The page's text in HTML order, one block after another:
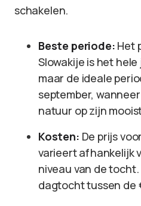
schakelen.
Beste periode: Het
Slowakije is het
maar de ideale
september,
natuur op zijn
Kosten: De prijs
varieert afhankelijk
niveau van de
dagtocht tussen de